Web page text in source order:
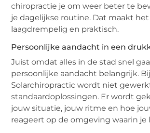
chiropractie je om weer beter te
je dagelijkse routine. Dat maakt het
laagdrempelig en praktisch.
Persoonlijke aandacht in een
Juist omdat alles in de stad snel
persoonlijke aandacht belangrijk. Bij
Solarchiropractic wordt niet
standaardoplossingen. Er wordt
jouw situatie, jouw ritme en hoe
reageert op de omgeving waarin je